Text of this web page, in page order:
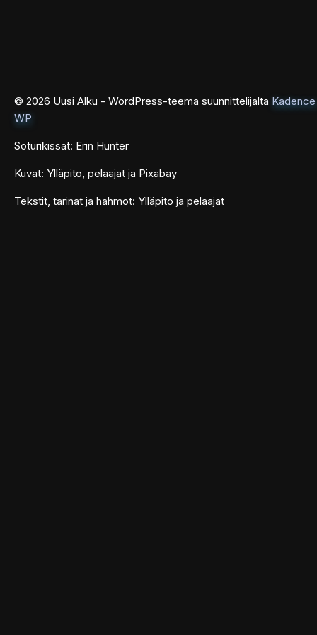
© 2026 Uusi Alku - WordPress-teema suunnittelijalta Kadence
WP
Soturikissat: Erin Hunter
Kuvat: Ylläpito, pelaajat ja Pixabay
Tekstit, tarinat ja hahmot: Ylläpito ja pelaajat